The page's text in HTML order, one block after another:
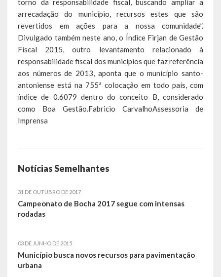
Leis Orçamentárias
Leis e Decretos
Relatório Circunstanciado
Editais
RPPS
Publicações Diversas
Eleições Conselho Tutelar
Licitações
Portal da Transparência
torno da responsabilidade fiscal, buscando ampliar a
arrecadação do município, recursos estes que são
revertidos em ações para a nossa comunidade”.
Divulgado também neste ano, o Índice Firjan de Gestão
Fiscal 2015, outro levantamento relacionado à
responsabilidade fiscal dos municípios que faz referência
aos números de 2013, aponta que o município santo-
antoniense está na 755ª colocação em todo país, com
índice de 0.6079 dentro do conceito B, considerado
como Boa Gestão.Fabricio CarvalhoAssessoria de
Imprensa
Notícias Semelhantes
31 DE OUTUBRO DE 2017
Campeonato de Bocha 2017 segue com intensas
rodadas
03 DE JUNHO DE 2015
Município busca novos recursos para pavimentação
urbana